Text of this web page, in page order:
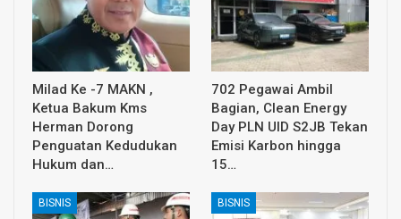
Milad Ke -7 MAKN ,
Ketua Bakum Kms
Herman Dorong
Penguatan Kedudukan
Hukum dan…
702 Pegawai Ambil
Bagian, Clean Energy
Day PLN UID S2JB Tekan
Emisi Karbon hingga
15…
BISNIS BISNIS